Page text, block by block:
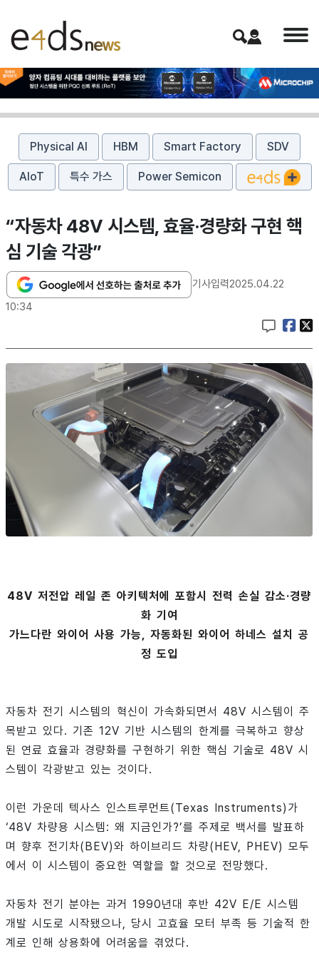
Physical AI HBM Smart Factory SDV
AIoT 특수 가스 Power Semicon
“자동차 48V 시스템, 효율·경량화 구현 핵
심 기술 각광”
기사입력2025.04.22
10:34
48V 저전압 레일 존 아키텍처에 포함시 전력 손실 감소·경량
화 기여
가느다란 와이어 사용 가능, 자동화된 와이어 하네스 설치 공
정 도입
자동차 전기 시스템의 혁신이 가속화되면서 48V 시스템이 주
목받고 있다. 기존 12V 기반 시스템의 한계를 극복하고 향상
된 연료 효율과 경량화를 구현하기 위한 핵심 기술로 48V 시
스템이 각광받고 있는 것이다.
이런 가운데 텍사스 인스트루먼트(Texas Instruments)가
‘48V 차량용 시스템: 왜 지금인가?’를 주제로 백서를 발표하
며 향후 전기차(BEV)와 하이브리드 차량(HEV, PHEV) 모두
에서 이 시스템이 중요한 역할을 할 것으로 전망했다.
자동차 전기 분야는 과거 1990년대 후반 42V E/E 시스템
개발 시도로 시작됐으나, 당시 고효율 모터 부족 등 기술적 한
계로 인해 상용화에 어려움을 겪었다.